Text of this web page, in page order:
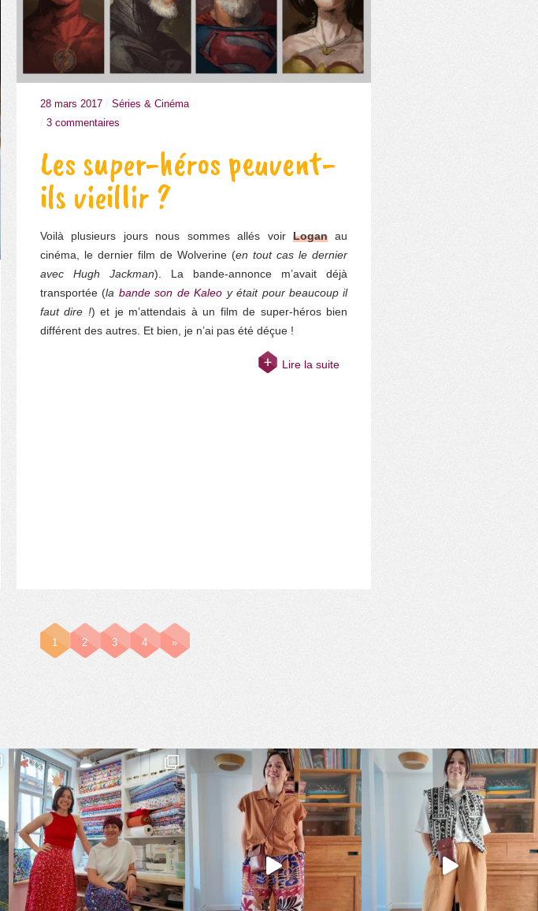
28 mars 2017/ Séries & Cinéma
/ 3 commentaires
Les super-héros peuvent-
ils vieillir ?
Voilà plusieurs jours nous sommes allés voir Loganau
cinéma, le dernier film de Wolverine (en tout cas le dernier
avec Hugh Jackman). La bande-annonce m’avait déjà
transportée (la bande son de Kaleo y était pour beaucoup il
faut dire !) et je m’attendais à un film de super-héros bien
différent des autres. Et bien, je n’ai pas été déçue !
Lire la suite
1 2 3 4 »